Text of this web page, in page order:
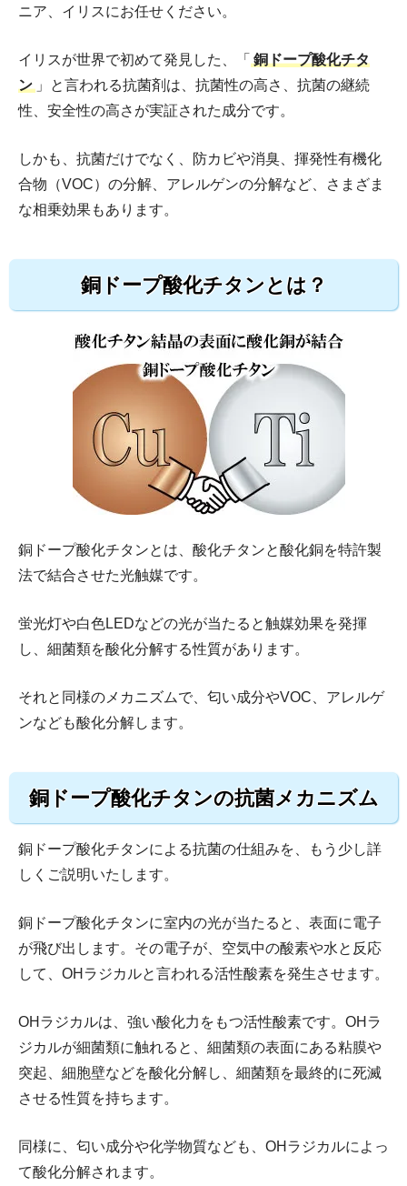
ニア、イリスにお任せください。
イリスが世界で初めて発見した、「 銅ドープ酸化チタ
ン 」と言われる抗菌剤は、抗菌性の高さ、抗菌の継続
性、安全性の高さが実証された成分です。
しかも、抗菌だけでなく、防カビや消臭、揮発性有機化
合物（VOC）の分解、アレルゲンの分解など、さまざま
な相乗効果もあります。
銅ドープ酸化チタンとは？
銅ドープ酸化チタンとは、酸化チタンと酸化銅を特許製
法で結合させた光触媒です。
蛍光灯や白色LEDなどの光が当たると触媒効果を発揮
し、細菌類を酸化分解する性質があります。
それと同様のメカニズムで、匂い成分やVOC、アレルゲ
ンなども酸化分解します。
銅ドープ酸化チタンの抗菌メカニズム
銅ドープ酸化チタンによる抗菌の仕組みを、もう少し詳
しくご説明いたします。
銅ドープ酸化チタンに室内の光が当たると、表面に電子
が飛び出します。その電子が、空気中の酸素や水と反応
して、OHラジカルと言われる活性酸素を発生させます。
OHラジカルは、強い酸化力をもつ活性酸素です。OHラ
ジカルが細菌類に触れると、細菌類の表面にある粘膜や
突起、細胞壁などを酸化分解し、細菌類を最終的に死滅
させる性質を持ちます。
同様に、匂い成分や化学物質なども、OHラジカルによっ
て酸化分解されます。